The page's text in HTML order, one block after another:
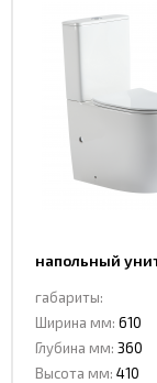
напольный
Tornado
габариты:
Ширина мм: 610
Глубина мм: 360
Высота мм: 410